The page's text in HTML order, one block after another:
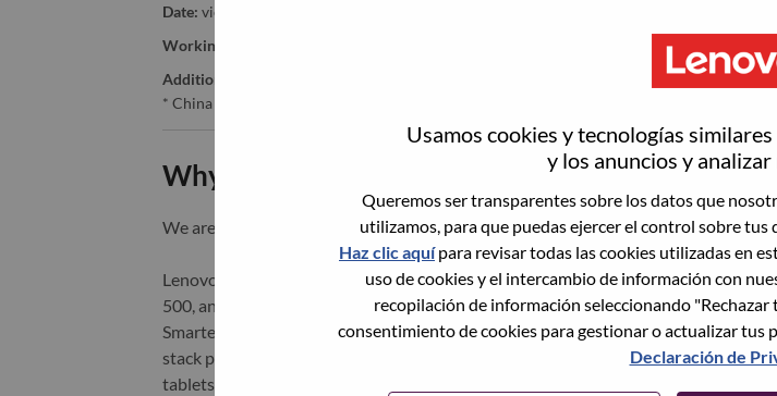
Usamos cookies y tecnologías
y los anuncios y
Queremos ser transparentes sobre los datos que
utilizamos, para que puedas ejercer el control sobre
Haz clic aquípara revisar todas las cookies utilizadas en
uso de cookies y el intercambio de información con
recopilación de información seleccionando
consentimiento de cookies para gestionar o actualizar tus
Declaración de
Date: viernes, Junio 26, 2026
Working Time:
Additional Locations
* China - Beijing - 北京（Beijing）
Why Work at Lenovo
We are Lenovo. We do what we say. We own what we do. We WOW our
Lenovo is a US$83 billion revenue global technology powerhouse, ranked #153 in
500, and serving millions of customers every day in 180 markets. Focused on a
Smarter Technology for All, Lenovo has built on its success as the world’s largest
stack portfolio of AI-enabled, AI-ready, and AI-optimized devices (PCs,
tablets), infrastructure (server, storage, edge, high performance computing and